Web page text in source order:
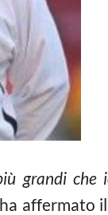
grandi che
affermato